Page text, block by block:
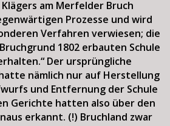
am Merfelder Bruch
Prozesse und wird
Verfahren verwiesen; die
1802 erbauten Schule
Der ursprüngliche
nämlich nur auf Herstellung
und Entfernung der Schule
Gerichte hatten also über den
erkannt. (!) Bruchland zwar